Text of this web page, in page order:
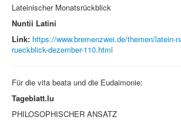
Lateinischer Monatsrückblick
Nuntii Latini
Link: https://www.bremenzwei.de/themen/latein-
rueckblick-dezember-110.html
Für die vita beata und die Eudaimonie:
Tageblatt.lu
PHILOSOPHISCHER ANSATZ